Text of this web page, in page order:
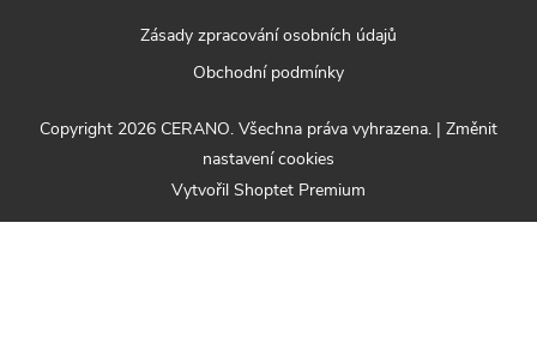
Zásady zpracování osobních údajů
Obchodní podmínky
Vytvořil Shoptet Premium
Copyright 2026 CERANO. Všechna práva vyhrazena. | Změnit
nastavení cookies